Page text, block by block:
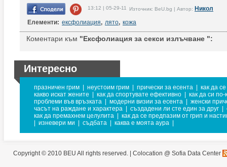
13:12 | 05-29-11 Източник: BeU.bg | Автор: Никол
Елементи: ексфолиация, лято, кожа
Коментари към "Ексфолиация за секси излъчване ":
Интересно
празничен грим неустоим грим прически за есента
как да
какво искат жените
как да спортувате ефективно
как да си по-
проблеми във връзката
модерни визии за есента
женски
часът на раждане и характера
създадени ли сте един за друг
как да премахнем целулита
как да се предпазим от грип и
изневери ми съдбата каква е моята аура
Copyright © 2010 BEU All rights reserved. | Colocation @ Sofia Data Center